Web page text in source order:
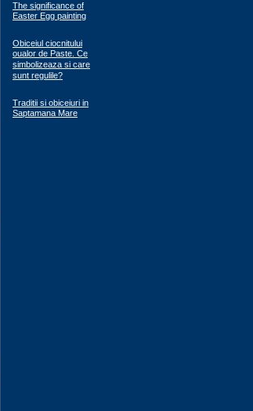
The significance of
Easter Egg painting
Obiceiul ciocnitului
oualor de Paste. Ce
simbolizeaza si care
sunt regulile?
Traditii si obiceiuri in
Saptamana Mare